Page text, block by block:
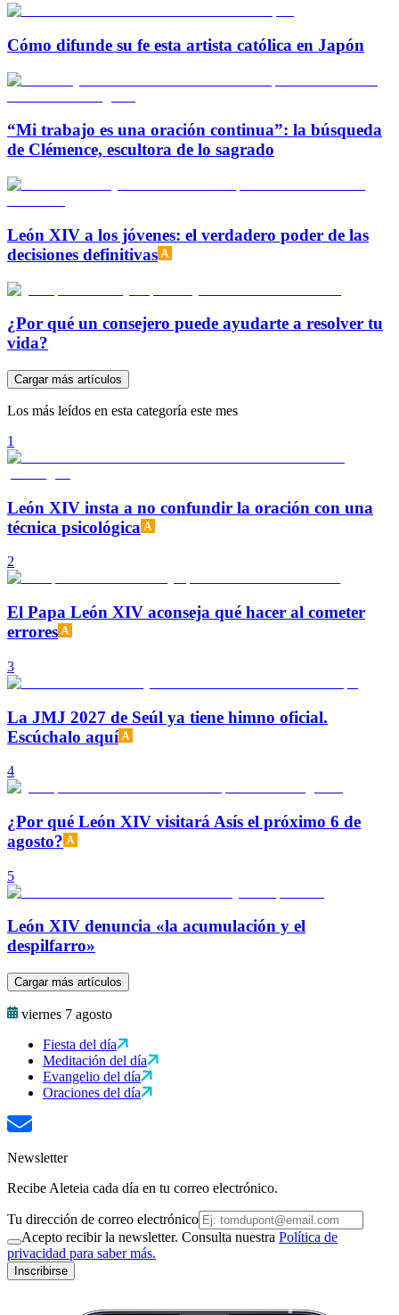
Cómo difunde su fe esta artista católica en Japón
“Mi trabajo es una oración continua”: la búsqueda
de Clémence, escultora de lo sagrado
León XIV a los jóvenes: el verdadero poder de las
decisiones definitivas
¿Por qué un consejero puede ayudarte a resolver tu
vida?
Cargar más artículos
Los más leídos en esta categoría este mes
1
León XIV insta a no confundir la oración con una
técnica psicológica
2
El Papa León XIV aconseja qué hacer al cometer
errores
3
La JMJ 2027 de Seúl ya tiene himno oficial.
Escúchalo aquí
4
¿Por qué León XIV visitará Asís el próximo 6 de
agosto?
5
León XIV denuncia «la acumulación y el
despilfarro»
Cargar más artículos
viernes 7 agosto
Fiesta del día
Meditación del día
Evangelio del día
Oraciones del día
Newsletter
Recibe Aleteia cada día en tu correo electrónico.
Tu dirección de correo electrónico
Acepto recibir la newsletter. Consulta nuestra Política de
privacidad para saber más.
Inscribirse